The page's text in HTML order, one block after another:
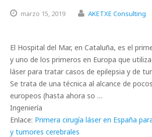
marzo 15, 2019 AKETXE Consulting
El Hospital del Mar, en Cataluña, es el
y uno de los primeros en Europa que
láser para tratar casos de epilepsia y de
Se trata de una técnica al alcance de
europeos (hasta ahora so …
Ingeniería
Enlace: Primera cirugía láser en España
y tumores cerebrales